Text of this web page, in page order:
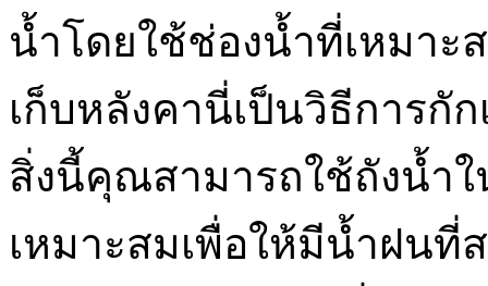
น้ำโดยใช้ช่องน้ำที่เหมาะ
เก็บหลังคานี่เป็นวิธีการกั
สิ่งนี้คุณสามารถใช้ถังน้ำ
เหมาะสมเพื่อให้มีน้ำฝนที่